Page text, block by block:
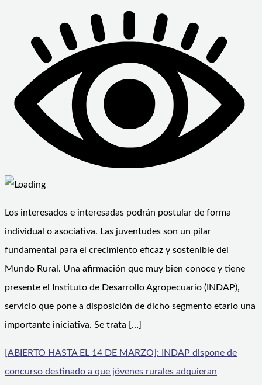
Los interesados e interesadas podrán postular de forma
individual o asociativa. Las juventudes son un pilar
fundamental para el crecimiento eficaz y sostenible del
Mundo Rural. Una afirmación que muy bien conoce y tiene
presente el Instituto de Desarrollo Agropecuario (INDAP),
servicio que pone a disposición de dicho segmento etario una
importante iniciativa. Se trata […]
[ABIERTO HASTA EL 14 DE MARZO]: INDAP dispone de
concurso destinado a que jóvenes rurales adquieran